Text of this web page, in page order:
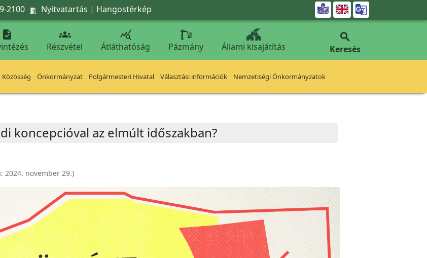
2100  Nyitvatartás | Hangostérkép 
 
Részvétel

Átláthatóság Pázmány Állami kisajátítás

Keresés
Közösség Önkormányzat Polgármesteri Hivatal Választási információk Nemzetiségi Önkormányzatok
koncepcióval az elmúlt időszakban?
2024. november 29.)